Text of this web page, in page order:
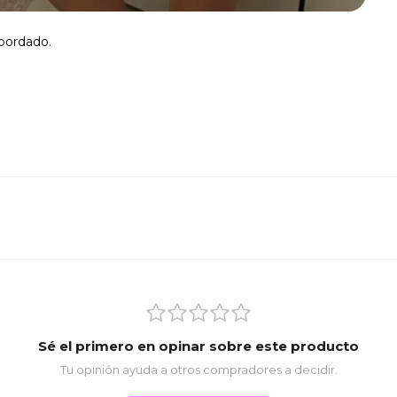
Sé el primero en opinar sobre este producto
Tu opinión ayuda a otros compradores a decidir.